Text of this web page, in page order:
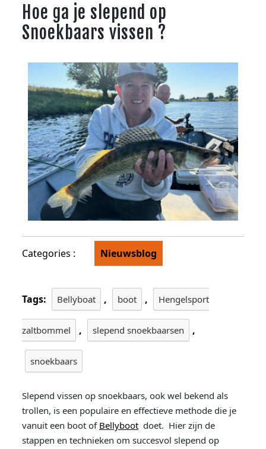
Hoe ga je slepend op
Snoekbaars vissen ?
Categories : Nieuwsblog
Tags: Bellyboat , boot , Hengelsport
zaltbommel , slepend snoekbaarsen ,
snoekbaars
Slepend vissen op snoekbaars, ook wel bekend als
trollen, is een populaire en effectieve methode die je
vanuit een boot of Bellyboot doet. Hier zijn de
stappen en technieken om succesvol slepend op